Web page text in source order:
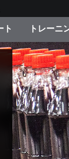
産終了製品：
製品を検索
ャンペーン
材貸出サービス
ィスプレイメ
ターメーカー対
ューション
費者向け製品パ
ト
社へのお問い合
トレーニ
Riteラーニング
品リスト（旧
の他のリソース